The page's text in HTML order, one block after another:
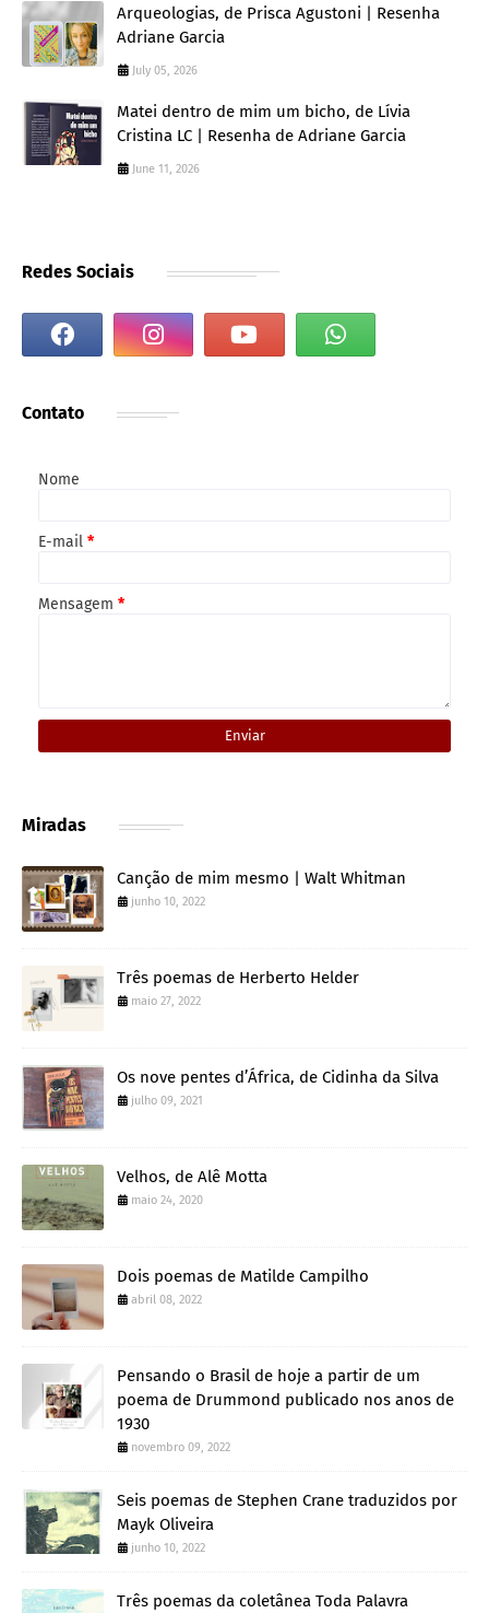
Arqueologias, de Prisca Agustoni | Resenha
Adriane Garcia
July 05, 2026
Matei dentro de mim um bicho, de Lívia
Cristina LC | Resenha de Adriane Garcia
June 11, 2026
Redes Sociais
Contato
Nome
E-mail *
Mensagem *
Miradas
Canção de mim mesmo | Walt Whitman
junho 10, 2022
Três poemas de Herberto Helder
maio 27, 2022
Os nove pentes d’África, de Cidinha da Silva
julho 09, 2021
Velhos, de Alê Motta
maio 24, 2020
Dois poemas de Matilde Campilho
abril 08, 2022
Pensando o Brasil de hoje a partir de um
poema de Drummond publicado nos anos de
1930
novembro 09, 2022
Seis poemas de Stephen Crane traduzidos por
Mayk Oliveira
junho 10, 2022
Três poemas da coletânea Toda Palavra